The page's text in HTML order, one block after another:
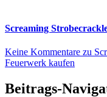
Screaming
Keine Kommentare zu
Feuerwerk kaufen
Beitrags-